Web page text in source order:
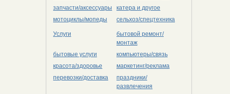
запчасти/аксессуары
катера и другое
мотоциклы/мопеды
сельхоз/cпецтехника
Услуги
бытовой ремонт/
монтаж
бытовые услуги
компьютеры/cвязь
красота/здоровье
маркетинг/реклама
перевозки/доставка
праздники/
развлечения